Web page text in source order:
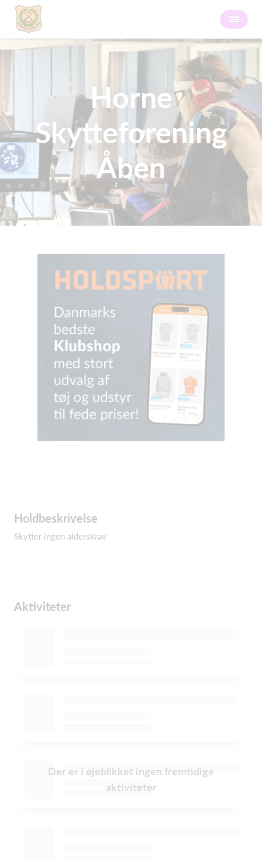
Horne
Skytteforening
Åben
Holdbeskrivelse
Skytter ingen alderskrav
Aktiviteter
Der er i øjeblikket ingen fremtidige
aktiviteter